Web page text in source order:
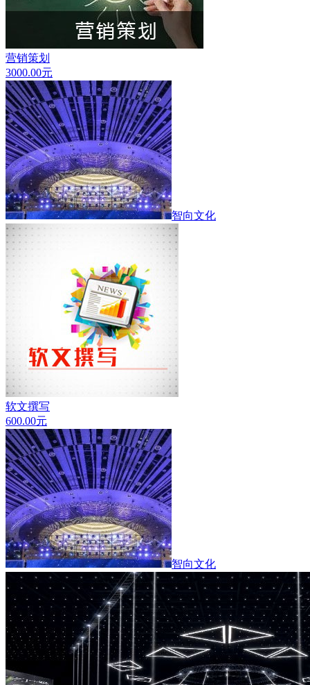
营销策划
3000.00元
智向文化
软文撰写
600.00元
智向文化